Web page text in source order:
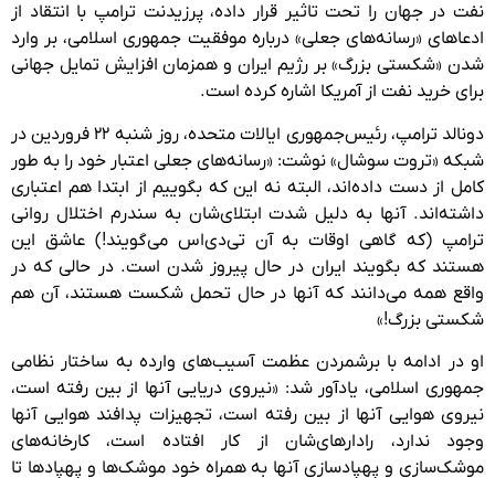
نفت در جهان را تحت تاثیر قرار داده، پرزیدنت ترامپ با انتقاد از
ادعاهای «رسانه‌های جعلی» درباره موفقیت جمهوری اسلامی، بر وارد
شدن «شکستی بزرگ» بر رژیم ایران و همزمان افزایش تمایل جهانی
برای خرید نفت از آمریکا اشاره کرده است.
دونالد ترامپ، رئیس‌جمهوری ایالات متحده، روز شنبه ۲۲ فروردین در
شبکه «تروت سوشال» نوشت: «رسانه‌های جعلی اعتبار خود را به طور
کامل از دست داده‌اند، البته نه این که بگوییم از ابتدا هم اعتباری
داشته‌اند. آنها به دلیل شدت ابتلای‌شان به سندرم اختلال روانی
ترامپ (که گاهی اوقات به آن تی‌دی‌اس می‌گویند!) عاشق این
هستند که بگویند ایران در حال پیروز شدن است. در حالی که در
واقع همه می‌دانند که آنها در حال تحمل شکست هستند، آن هم
شکستی بزرگ!»
او در ادامه با برشمردن عظمت آسیب‌های وارده به ساختار نظامی
جمهوری اسلامی، یادآور شد: «نیروی دریایی آنها از بین رفته است،
نیروی هوایی آنها از بین رفته است، تجهیزات پدافند هوایی آنها
وجود ندارد، رادارهای‌شان از کار افتاده است، کارخانه‌های
موشک‌سازی و پهپادسازی آنها به همراه خود موشک‌ها و پهپادها تا